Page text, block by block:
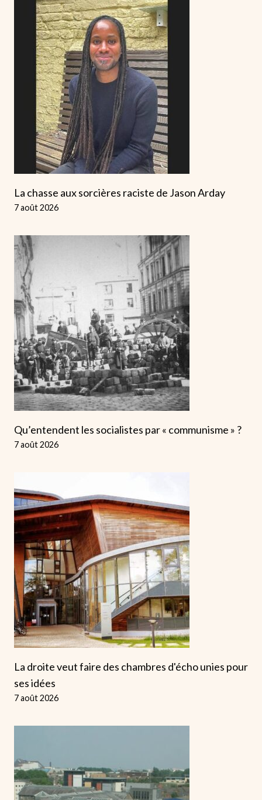
La chasse aux sorcières raciste de Jason Arday
7 août 2026
Qu’entendent les socialistes par « communisme » ?
7 août 2026
La droite veut faire des chambres d'écho unies pour
ses idées
7 août 2026